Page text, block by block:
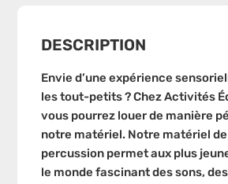
DESCRIPTION
Envie d’une expérience
les tout-petits ? Chez Activités
vous pourrez louer de manière
notre matériel. Notre matériel
percussion permet aux plus
le monde fascinant des sons,